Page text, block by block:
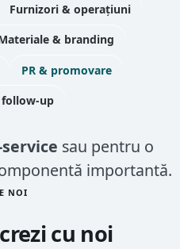
Furnizori & operațiuni
& branding
PR & promovare
follow-up
sau pentru o
importantă.
NOI
cu noi